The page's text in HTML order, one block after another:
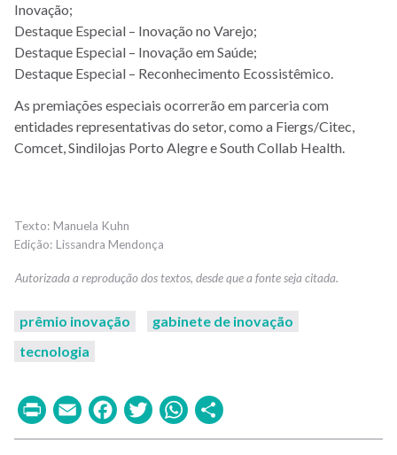
Inovação;
Destaque Especial – Inovação no Varejo;
Destaque Especial – Inovação em Saúde;
Destaque Especial – Reconhecimento Ecossistêmico.
As premiações especiais ocorrerão em parceria com
entidades representativas do setor, como a Fiergs/Citec,
Comcet, Sindilojas Porto Alegre e South Collab Health.
Manuela Kuhn
Lissandra Mendonça
prêmio inovação
gabinete de inovação
tecnologia
PrintEmailFacebook
TwitterWhatsApp